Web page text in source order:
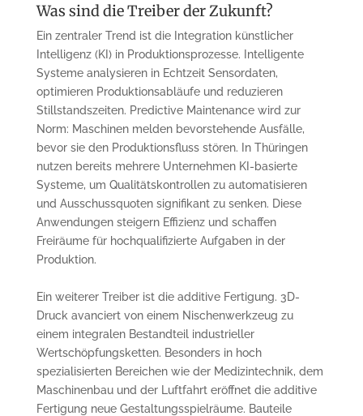
Was sind die Treiber der Zukunft?
Ein zentraler Trend ist die Integration künstlicher
Intelligenz (KI) in Produktionsprozesse. Intelligente
Systeme analysieren in Echtzeit Sensordaten,
optimieren Produktionsabläufe und reduzieren
Stillstandszeiten. Predictive Maintenance wird zur
Norm: Maschinen melden bevorstehende Ausfälle,
bevor sie den Produktionsfluss stören. In Thüringen
nutzen bereits mehrere Unternehmen KI-basierte
Systeme, um Qualitätskontrollen zu automatisieren
und Ausschussquoten signifikant zu senken. Diese
Anwendungen steigern Effizienz und schaffen
Freiräume für hochqualifizierte Aufgaben in der
Produktion.
Ein weiterer Treiber ist die additive Fertigung. 3D-
Druck avanciert von einem Nischenwerkzeug zu
einem integralen Bestandteil industrieller
Wertschöpfungsketten. Besonders in hoch
spezialisierten Bereichen wie der Medizintechnik, dem
Maschinenbau und der Luftfahrt eröffnet die additive
Fertigung neue Gestaltungsspielräume. Bauteile